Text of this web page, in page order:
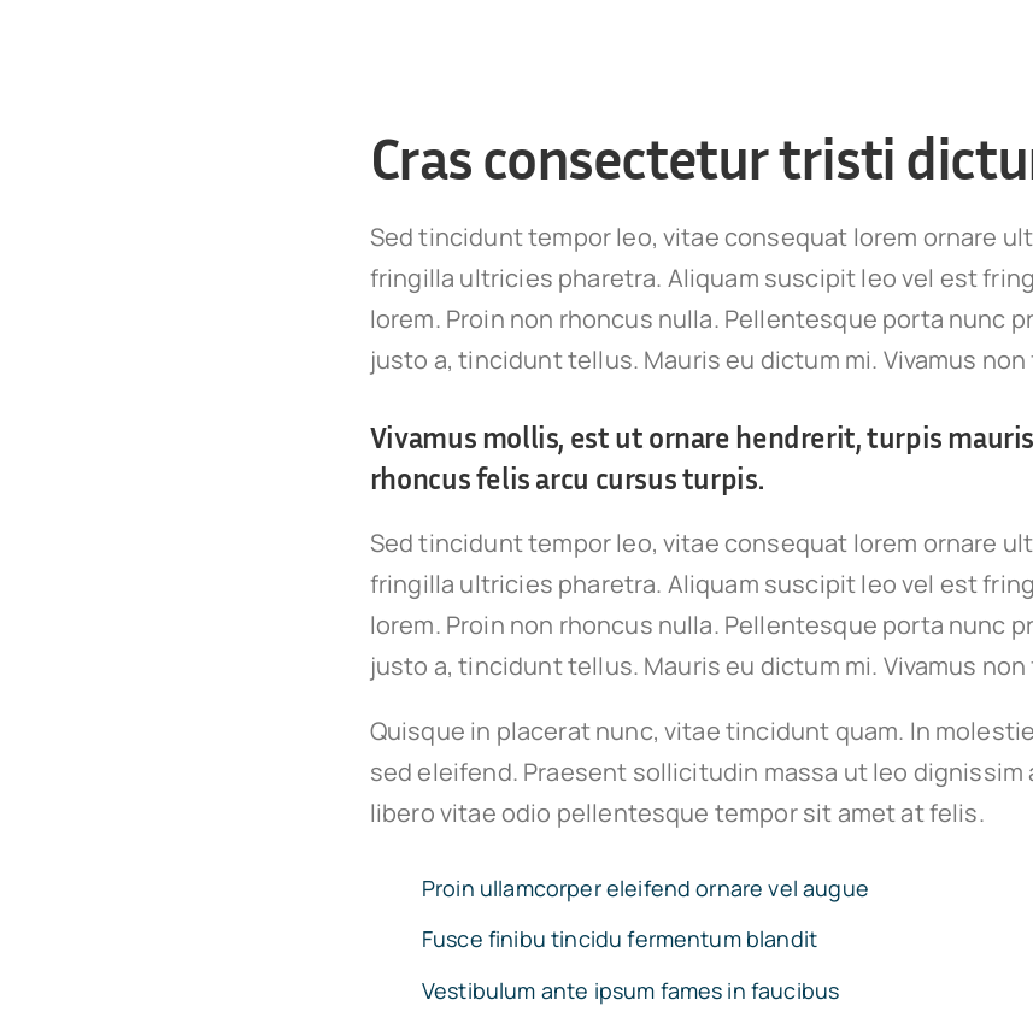
Cras consectetur tristi
Sed tincidunt tempor leo, vitae consequat lorem ornare
fringilla ultricies pharetra. Aliquam suscipit leo vel est
lorem. Proin non rhoncus nulla. Pellentesque porta nunc
justo a, tincidunt tellus. Mauris eu dictum mi. Vivamus
Vivamus mollis, est ut ornare hendrerit, turpis
rhoncus felis arcu cursus turpis.
Sed tincidunt tempor leo, vitae consequat lorem ornare
fringilla ultricies pharetra. Aliquam suscipit leo vel est
lorem. Proin non rhoncus nulla. Pellentesque porta nunc
justo a, tincidunt tellus. Mauris eu dictum mi. Vivamus
Quisque in placerat nunc, vitae tincidunt quam. In
sed eleifend. Praesent sollicitudin massa ut leo dignissim
libero vitae odio pellentesque tempor sit amet at felis.
Proin ullamcorper eleifend ornare vel augue
Fusce finibu tincidu fermentum blandit
Vestibulum ante ipsum fames in faucibus